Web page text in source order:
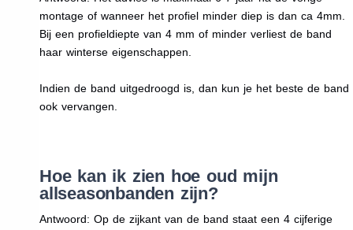
montage of wanneer het profiel minder diep is dan ca 4mm.
Bij een profieldiepte van 4 mm of minder verliest de band
haar winterse eigenschappen.
Indien de band uitgedroogd is, dan kun je het beste de band
ook vervangen.
Hoe kan ik zien hoe oud mijn
allseasonbanden zijn?
Antwoord: Op de zijkant van de band staat een 4 cijferige